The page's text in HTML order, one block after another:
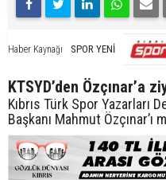
Haber Kaynağı SPOR YENİ
KTSYD’den Özçınar’a
Kıbrıs Türk Spor Yazarları
Başkanı Mahmut Özçınar’ı